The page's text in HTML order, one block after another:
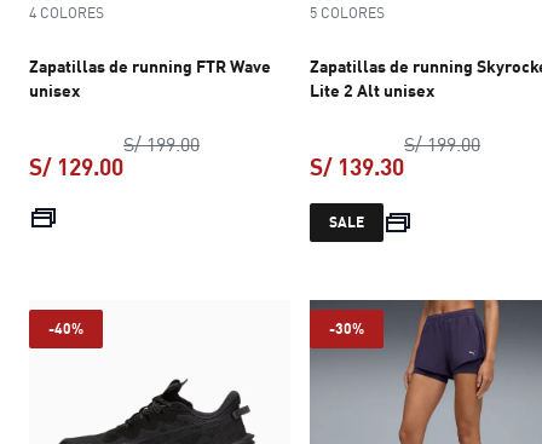
4 COLORES
Zapatillas de running FTR Wave
unisex
S/ 199.00precio original S/ 199.00
S/ 129.00
5 COLORES
Zapatillas de running
Lite 2 Alt unisex
S/ 199.00precio
S/ 139.30
precio actual
SALE
-40% -30%